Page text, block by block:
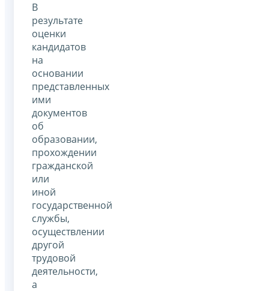
В
результате
оценки
кандидатов
на
основании
представленных
ими
документов
об
образовании,
прохождении
гражданской
или
иной
государственной
службы,
осуществлении
другой
трудовой
деятельности,
а